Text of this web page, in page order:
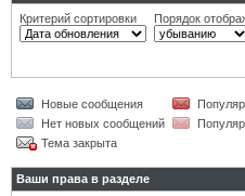
Критерий сортировки
Порядок
Новые сообщения
Нет новых сообщений
Тема закрыта
Ваши права в разделе